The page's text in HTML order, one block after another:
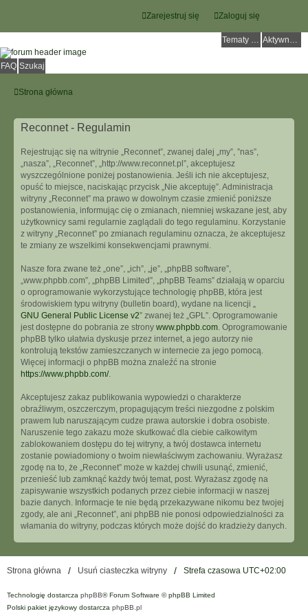
Zaloguj się
Zarejestruj się
Tematy bez odpowiedzi Aktywne tematy
FAQ Szukaj
Strona główna
Reconnet - Regulamin
Rejestrując się na witrynie „Reconnet”, zwanej dalej „my”, ”nas”,
„nasza”, „Reconnet”, „http://www.reconnet.pl”, akceptujesz
wyszczególnione poniżej postanowienia. Jeśli ich nie akceptujesz,
opuść to miejsce, naciskając przycisk „Nie akceptuję”. Administracja
witryny „Reconnet” ma prawo w dowolnym czasie zmienić poniższe
postanowienia, informując cię o zmianach, niemniej wskazane jest, aby
użytkownicy sami regularnie zaglądali do tego regulaminu. Korzystanie
z witryny „Reconnet” po zmianach regulaminu oznacza, że akceptujesz
te zmiany ze wszelkimi konsekwencjami prawnymi.
Nasze fora zwane też „one”, „ich”, „je”, „phpBB software”,
„www.phpbb.com”, „phpBB Limited”, „phpBB Teams” działają w oparciu
o oprogramowanie wykorzystujące technologię phpBB, która jest
środowiskiem typu witryny (bulletin board), wydane na licencji „
GNU General Public License v2” zwanej też „GPL”. Oprogramowanie
jest dostępne do pobrania ze strony www.phpbb.com. Oprogramowanie
phpBB tylko ułatwia dyskusje przez internet, a jego autorzy nie
kontrolują tekstów zamieszczanych w internecie za jego pomocą.
Więcej informacji o phpBB można znaleźć na stronie
https://www.phpbb.com/.
Akceptujesz zakaz publikowania wypowiedzi o charakterze
obraźliwym, oszczerczym, propagującym treści niezgodne z polskim
prawem lub naruszającym cudze prawa autorskie i dobra osobiste.
Naruszenie tego zakazu może skutkować dla ciebie całkowitym
zablokowaniem dostępu do tej witryny, a twój dostawca internetu
zostanie powiadomiony o twoim niewłaściwym zachowaniu. Wyrażasz
zgodę na to, że „Reconnet” może w każdej chwili usunąć, zmienić,
przenieść lub zamknąć każdy twój temat, post. Wyrażasz zgodę na
zapisywanie wszystkich podanych przez ciebie informacji w naszej
bazie danych. Informacje te nie będą przekazywane nikomu bez twojej
zgody, ale ani „Reconnet”, ani phpBB nie ponosi odpowiedzialności za
włamania do witryny, podczas których może dojść do kradzieży danych.
Strona główna Usuń ciasteczka witryny Strefa czasowa UTC+02:00
Technologię dostarcza phpBB® Forum Software © phpBB Limited
Polski pakiet językowy dostarcza phpBB.pl